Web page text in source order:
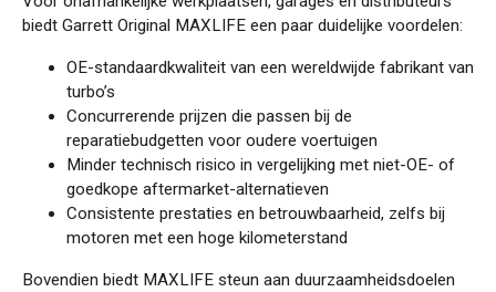
biedt Garrett Original MAXLIFE een paar duidelijke voordelen:
OE-standaardkwaliteit van een wereldwijde fabrikant van
turbo’s
Concurrerende prijzen die passen bij de
reparatiebudgetten voor oudere voertuigen
Minder technisch risico in vergelijking met niet-OE- of
goedkope aftermarket-alternatieven
Consistente prestaties en betrouwbaarheid, zelfs bij
motoren met een hoge kilometerstand
Bovendien biedt MAXLIFE steun aan duurzaamheidsdoelen